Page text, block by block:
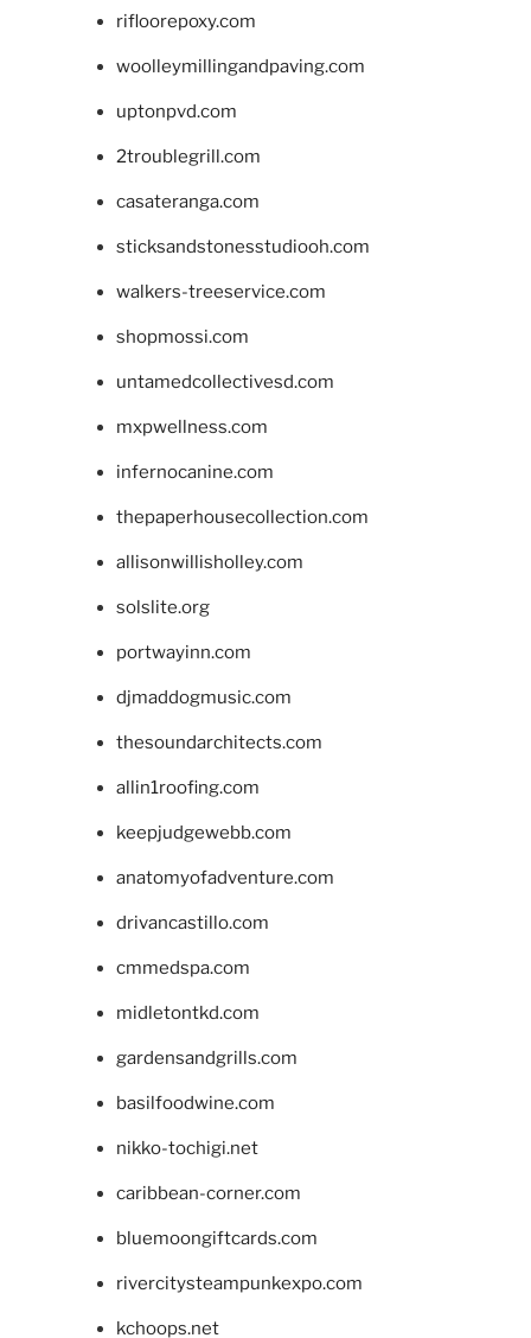
rifloorepoxy.com
woolleymillingandpaving.com
uptonpvd.com
2troublegrill.com
casateranga.com
sticksandstonesstudiooh.com
walkers-treeservice.com
shopmossi.com
untamedcollectivesd.com
mxpwellness.com
infernocanine.com
thepaperhousecollection.com
allisonwillisholley.com
solslite.org
portwayinn.com
djmaddogmusic.com
thesoundarchitects.com
allin1roofing.com
keepjudgewebb.com
anatomyofadventure.com
drivancastillo.com
cmmedspa.com
midletontkd.com
gardensandgrills.com
basilfoodwine.com
nikko-tochigi.net
caribbean-corner.com
bluemoongiftcards.com
rivercitysteampunkexpo.com
kchoops.net